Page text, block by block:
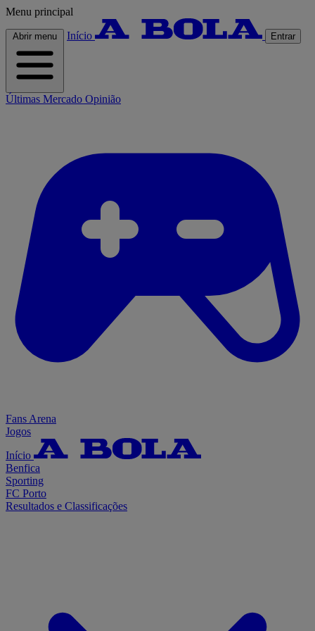
Menu principal
Abrir menu Início Entrar
Últimas Mercado Opinião
Fans Arena
Jogos
Início
Benfica
Sporting
FC Porto
Resultados e Classificações